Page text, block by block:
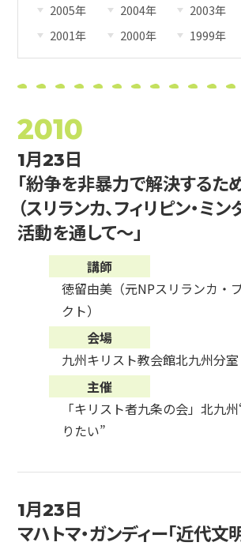
2005年
2004年 2003年
2001年
2000年 1999年
2010
1月23日
「紛争を非暴力で解決するた
（スリランカ、フィリピン・ミン
活動を通して～」
講師
徳留由美（元NPスリランカ・
クト）
会場
九州キリスト教会館北九州分室
主催
「キリスト者九条の会」北九
りたい”
1月23日
マハトマ・ガンディー「近代文